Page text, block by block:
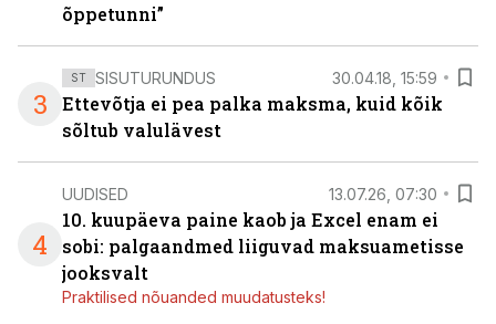
õppetunni”
3
ST SISUTURUNDUS 30.04.18, 15:59
Ettevõtja ei pea palka maksma, kuid kõik
sõltub valulävest
4
UUDISED 13.07.26, 07:30
10. kuupäeva paine kaob ja Excel enam ei
sobi: palgaandmed liiguvad maksuametisse
jooksvalt
Praktilised nõuanded muudatusteks!